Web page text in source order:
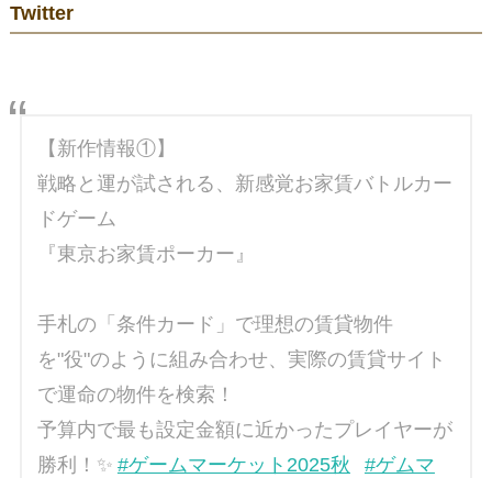
Twitter
【新作情報①】
戦略と運が試される、新感覚お家賃バトルカー
ドゲーム
『東京お家賃ポーカー』
手札の「条件カード」で理想の賃貸物件
を"役"のように組み合わせ、実際の賃貸サイト
で運命の物件を検索！
予算内で最も設定金額に近かったプレイヤーが
勝利！✨ #ゲームマーケット2025秋
#ゲムマ